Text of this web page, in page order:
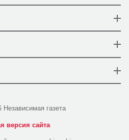
Независимая газета
версия сайта